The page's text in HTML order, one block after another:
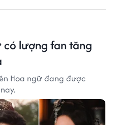
có lượng fan tăng
Hoa ngữ đang được